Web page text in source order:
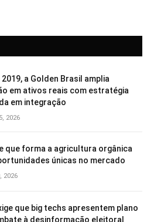
2019, a Golden Brasil amplia
em ativos reais com estratégia
em integração
2026
que forma a agricultura orgânica
únicas no mercado
2026
que big techs apresentem plano
à desinformação eleitoral